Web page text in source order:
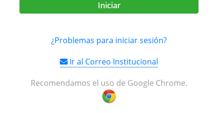
¿Problemas para iniciar sesión?
Ir al Correo Institucional
Recomendamos el uso de Google Chrome.